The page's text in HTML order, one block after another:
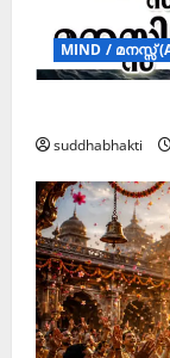
MIND / മനസ്സ്
suddhabhakti